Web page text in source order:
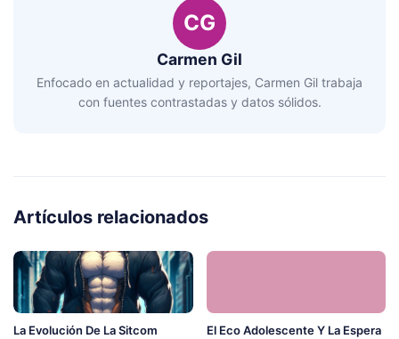
CG
Carmen Gil
Enfocado en actualidad y reportajes, Carmen Gil trabaja
con fuentes contrastadas y datos sólidos.
Artículos relacionados
La Evolución De La Sitcom El Eco Adolescente Y La Espera